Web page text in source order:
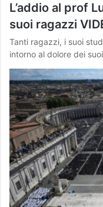
L’addio al prof
suoi ragazzi
Tanti ragazzi, i suoi
intorno al dolore dei